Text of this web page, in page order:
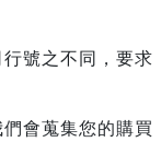
號之不同，要求
會蒐集您的購買